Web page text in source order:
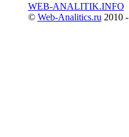
WEB-ANALITIK.INFO
© Web-Analitics.ru 2010